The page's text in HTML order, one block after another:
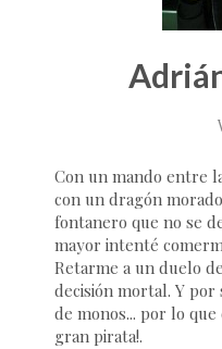
Con un mando entre
con un dragón
fontanero que no se
mayor intenté
Retarme a un duelo
decisión mortal. Y por
de monos... por lo
gran pirata!.